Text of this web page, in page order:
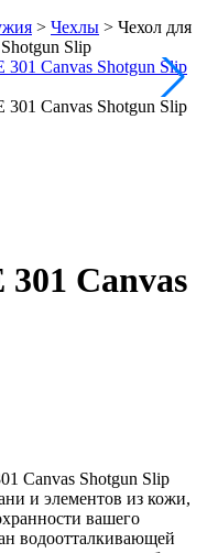
> Чехлы > Чехол для
Slip
Canvas
Canvas Shotgun Slip
и элементов из кожи,
вашего
водоотталкивающей